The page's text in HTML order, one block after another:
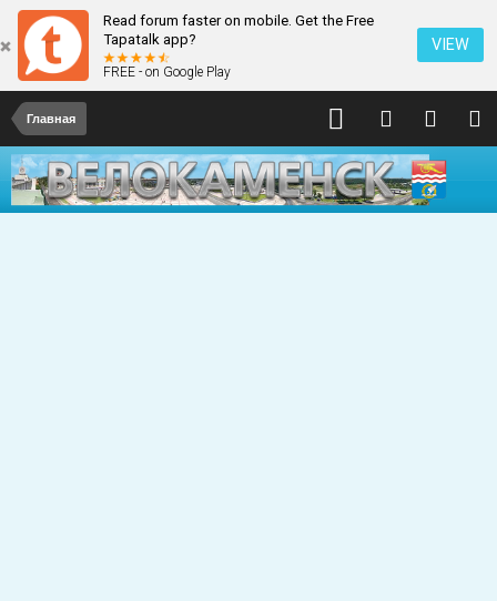
Read forum faster on mobile. Get the Free
Tapatalk app?
FREE - on Google Play
VIEW
Главная